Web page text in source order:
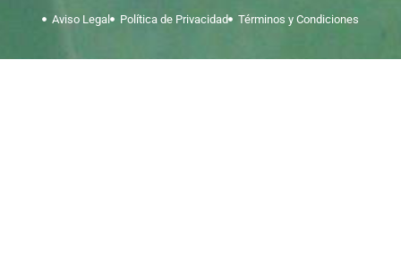
Aviso Legal Política de Privacidad Términos y Condiciones